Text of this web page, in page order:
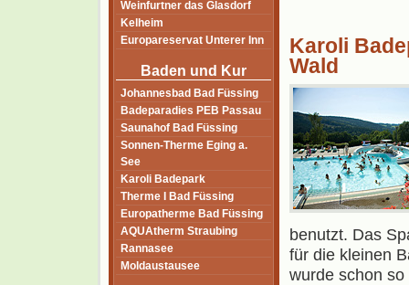
Weinfurtner das Glasdorf
Kelheim
Europareservat Unterer Inn
Baden und Kur
Johannesbad Bad Füssing
Badeparadies PEB Passau
Saunahof Bad Füssing
Sonnen-Therme Eging a.
See
Karoli Badepark
Therme I Bad Füssing
Europatherme Bad Füssing
AQUAtherm Straubing
Rannasee
Moldaustausee
Karoli
Wald
benutzt. Das
für die kleinen
wurde schon